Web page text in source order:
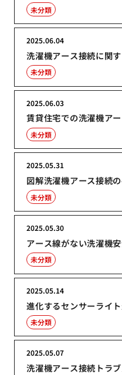
未分類
洗濯機アース接続に関
2025.06.04
未分類
賃貸住宅での洗濯機ア
2025.06.03
未分類
図解洗濯機アース接続
2025.05.31
未分類
アース線がない洗濯機
2025.05.30
未分類
進化するセンサーライ
2025.05.14
未分類
洗濯機アース接続トラ
2025.05.07